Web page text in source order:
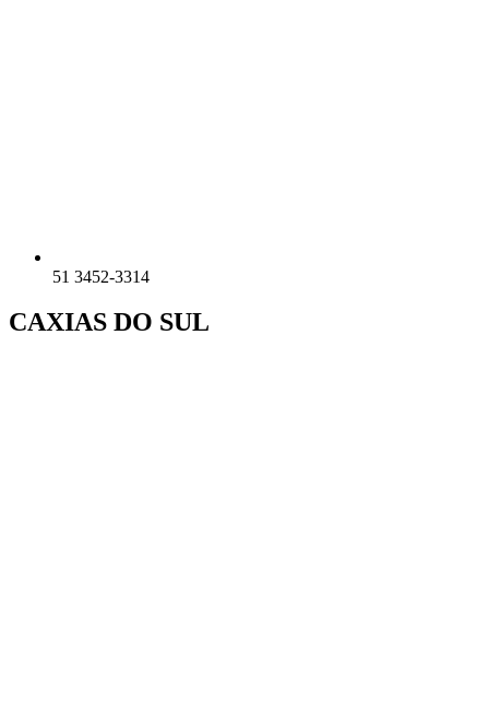
51 3452-3314
CAXIAS DO SUL